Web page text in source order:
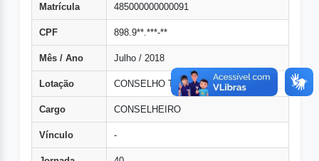
Matrícula 485000000000091
CPF 898.9**.***-**
Mês / Ano Julho / 2018
Lotação CONSELHO TUTELAR
Cargo CONSELHEIRO
Vínculo -